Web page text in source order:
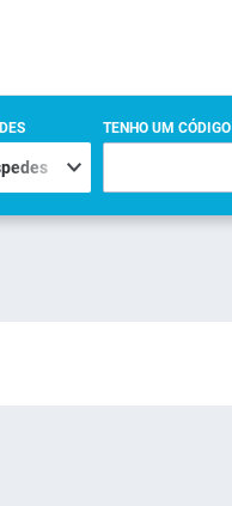
TENHO UM CÓDIGO